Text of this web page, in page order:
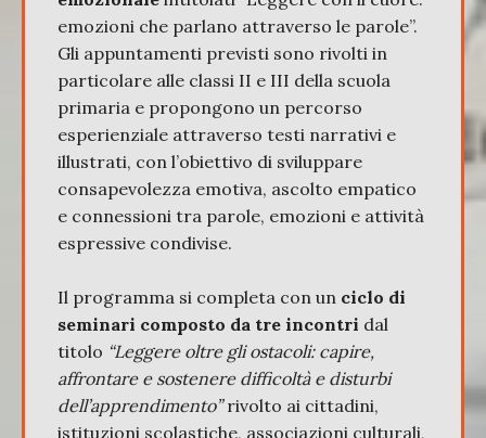
emozioni che parlano attraverso le parole”.
Gli appuntamenti previsti sono rivolti in
particolare alle classi II e III della scuola
primaria e propongono un percorso
esperienziale attraverso testi narrativi e
illustrati, con l’obiettivo di sviluppare
consapevolezza emotiva, ascolto empatico
e connessioni tra parole, emozioni e attività
espressive condivise.
Il programma si completa con un ciclo di
seminari composto da tre incontri dal
titolo “Leggere oltre gli ostacoli: capire,
affrontare e sostenere difficoltà e disturbi
dell’apprendimento”rivolto ai cittadini,
istituzioni scolastiche, associazioni culturali,